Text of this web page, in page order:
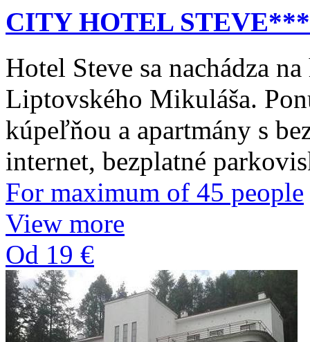
CITY HOTEL STEVE***
Hotel Steve sa nachádza
Liptovského Mikuláša.
kúpeľňou a apartmány s
internet, bezplatné
For maximum of 45 people
View more
Od 19 €